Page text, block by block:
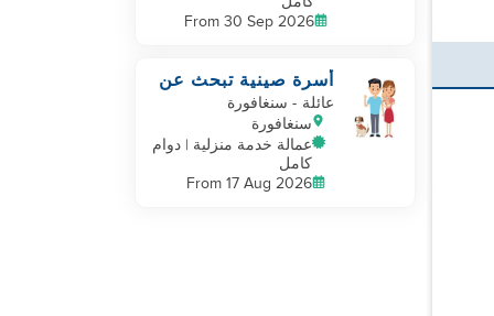
From 30 Sep 2026
أسرة صينية تبحث عن
مساعد
عائلة - سنغافورة
سنغافورة
عمالة خدمة منزلية | دوام
كامل
From 17 Aug 2026